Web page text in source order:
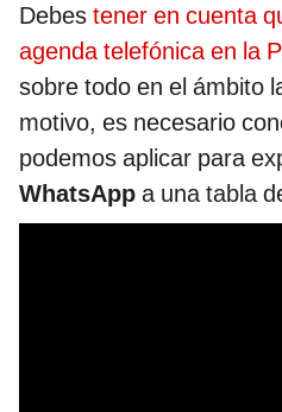
Debes tener en cuenta
agenda telefónica en la
sobre todo en el ámbito
motivo, es necesario
podemos aplicar para
WhatsApp a una tabla